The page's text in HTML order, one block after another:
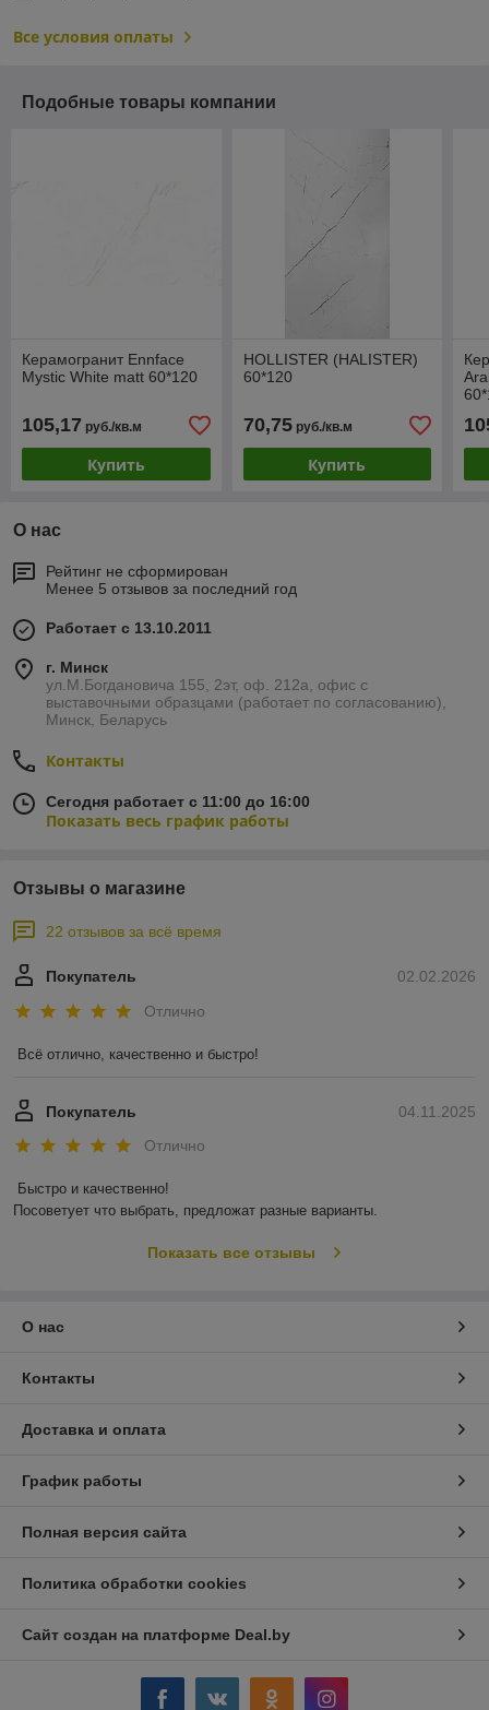
Все условия оплаты
Подобные товары компании
Керамогранит Ennface
Mystic White matt 60*120
105,17 руб./кв.м
Купить
HOLLISTER (HALISTER)
60*120
70,75руб./кв.м
Купить
О нас
Рейтинг не сформирован
Менее 5 отзывов за последний год
Работает с 13.10.2011
г. Минск
ул.М.Богдановича 155, 2эт, оф. 212а, офис с
выставочными образцами (работает по согласованию),
Минск, Беларусь
Контакты
Сегодня работает с 11:00 до 16:00
Показать весь график работы
Отзывы о магазине
22 отзывов за всё время
02.02.2026
Покупатель
Отлично
Всё отлично, качественно и быстро!
04.11.2025
Покупатель
Отлично
Быстро и качественно!
Посоветует что выбрать, предложат разные варианты.
Показать все отзывы
О нас
Контакты
Доставка и оплата
График работы
Полная версия сайта
Политика обработки cookies
Сайт создан на платформе Deal.by